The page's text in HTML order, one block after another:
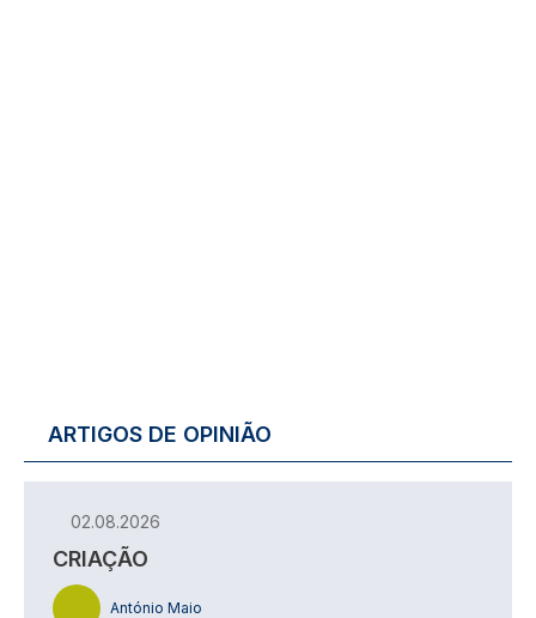
ARTIGOS DE OPINIÃO
02.08.2026
CRIAÇÃO
António Maio